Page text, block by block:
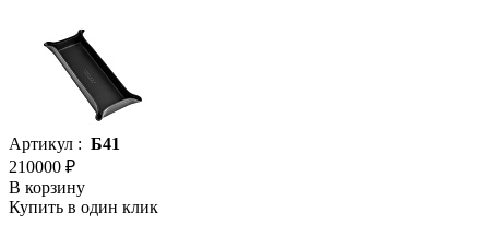
Артикул : Б41
210000 ₽
В корзину
Купить в один клик